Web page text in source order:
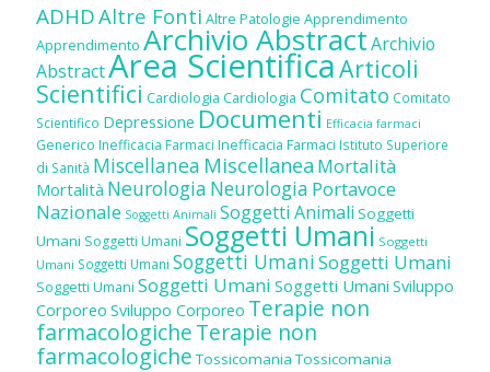
ADHDAltre Fonti Altre Patologie Apprendimento
Apprendimento Archivio AbstractArchivio
AbstractArea ScientificaArticoli
Scientifici Cardiologia Cardiologia Comitato Comitato
Scientifico Depressione Documenti Efficacia farmaci
Generico Inefficacia Farmaci Inefficacia Farmaci Istituto Superiore
di Sanità Miscellanea Miscellanea Mortalità
Mortalità Neurologia Neurologia Portavoce
Nazionale Soggetti Animali Soggetti Animali Soggetti
Umani Soggetti Umani Soggetti Umani Soggetti
Umani Soggetti Umani Soggetti UmaniSoggetti Umani
Soggetti Umani Soggetti Umani Soggetti Umani Sviluppo
Corporeo Sviluppo Corporeo Terapie non
farmacologicheTerapie non
farmacologiche Tossicomania Tossicomania